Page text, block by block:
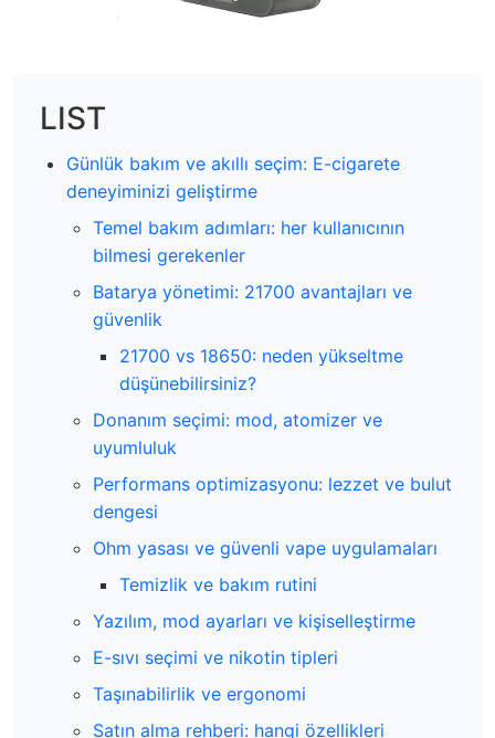
LIST
Günlük bakım ve akıllı seçim: E-cigarete
deneyiminizi geliştirme
Temel bakım adımları: her kullanıcının
bilmesi gerekenler
Batarya yönetimi: 21700 avantajları ve
güvenlik
21700 vs 18650: neden yükseltme
düşünebilirsiniz?
Donanım seçimi: mod, atomizer ve
uyumluluk
Performans optimizasyonu: lezzet ve bulut
dengesi
Ohm yasası ve güvenli vape uygulamaları
Temizlik ve bakım rutini
Yazılım, mod ayarları ve kişiselleştirme
E-sıvı seçimi ve nikotin tipleri
Taşınabilirlik ve ergonomi
Satın alma rehberi: hangi özellikleri